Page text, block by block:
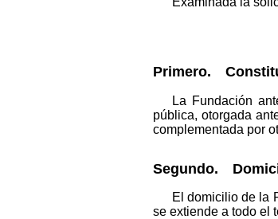
Primero.
La Fundación
pública, otorgada
complementada por
Segundo.
El domicilio de la
se extiende a todo el